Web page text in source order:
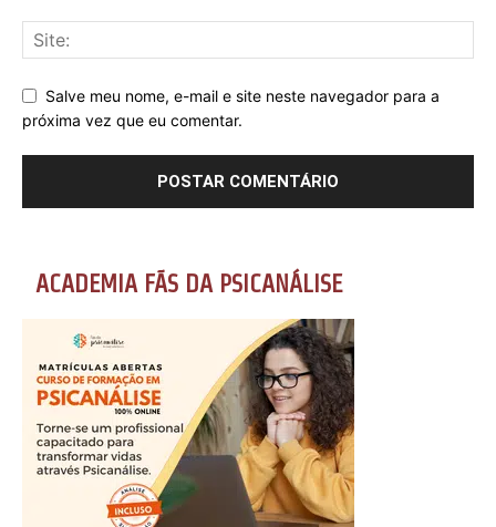
Salve meu nome, e-mail e site neste navegador para a
próxima vez que eu comentar.
ACADEMIA FÃS DA PSICANÁLISE